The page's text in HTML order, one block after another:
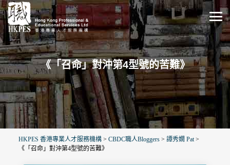
《「召命」對沖第4型號的苦難》
HKPES 香港專業人才服務機構 > CBDC職人Bloggers > 譚秀嫺 Pat>
《「召命」對沖第4型號的苦難》